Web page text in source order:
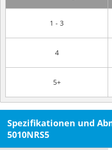
1 - 3
4
5+
Spezifikationen und
5010NRS5